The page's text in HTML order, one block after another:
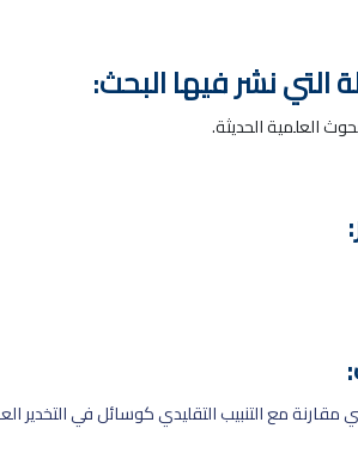
التي نشر فيها البحث:
العلمية الحديثة.
مقارنة مع التنبيب التقليدي كوسائل في التخدير